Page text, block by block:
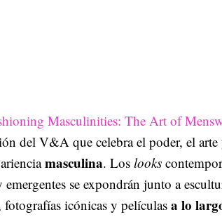
Masculinities: The Art of
del V&A que celebra el poder, el
masculina. Los looks
se expondrán junto a
fotografías icónicas y películas a lo